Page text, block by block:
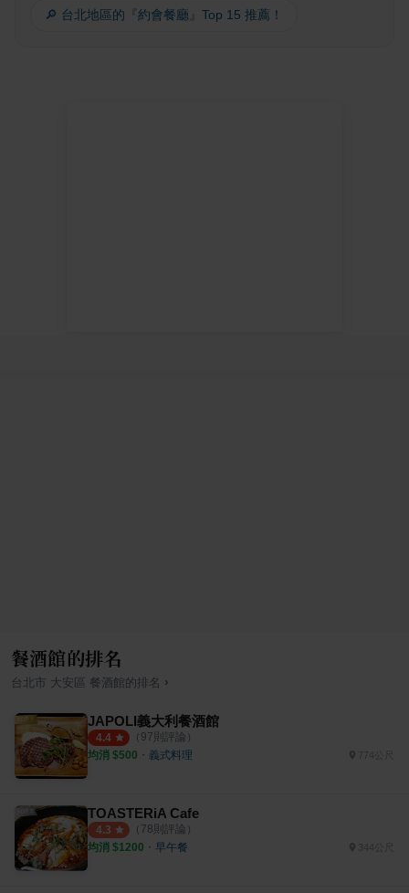
🔎 台北地區的『約會餐廳』Top 15 推薦！
餐酒館的排名
台北市 大安區 餐酒館 的排名 ›
JAPOLI義大利餐酒館
4.4 （ 97則評論）
均消 $500 ・ 義式料理 774公尺
TOASTERiA Cafe
4.3 （ 78則評論）
均消 $1200 ・ 早午餐 344公尺